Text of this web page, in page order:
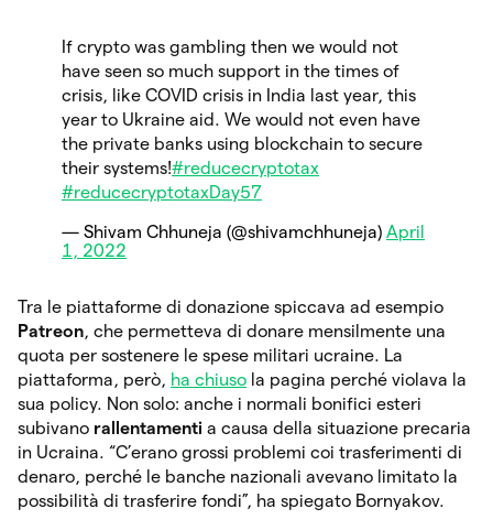
If crypto was gambling then we would not
have seen so much support in the times of
crisis, like COVID crisis in India last year, this
year to Ukraine aid. We would not even have
the private banks using blockchain to secure
their systems!#reducecryptotax
#reducecryptotaxDay57
— Shivam Chhuneja (@shivamchhuneja) April
1, 2022
Tra le piattaforme di donazione spiccava ad esempio
Patreon, che permetteva di donare mensilmente una
quota per sostenere le spese militari ucraine. La
piattaforma, però, ha chiuso la pagina perché violava la
sua policy. Non solo: anche i normali bonifici esteri
subivano rallentamenti a causa della situazione precaria
in Ucraina. “C’erano grossi problemi coi trasferimenti di
denaro, perché le banche nazionali avevano limitato la
possibilità di trasferire fondi”, ha spiegato Bornyakov.